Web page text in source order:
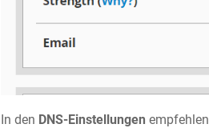
In den DNS-Einstellungen